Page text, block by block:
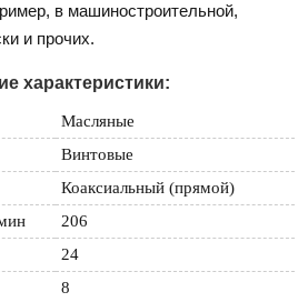
в машиностроительной,
и прочих.
характеристики:
Масляные
Винтовые
Коаксиальный (прямой)
206
24
8